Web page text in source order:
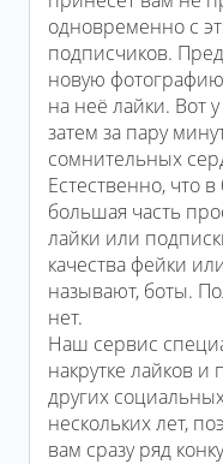
одновременно с
подписчиков.
новую
на неё лайки. Вот
затем за пару
сомнительных
Естественно, что
большая часть
лайки или
качества фейки
называют, боты.
нет.
Наш сервис
накрутке лайков и
других
нескольких лет,
вам сразу ряд